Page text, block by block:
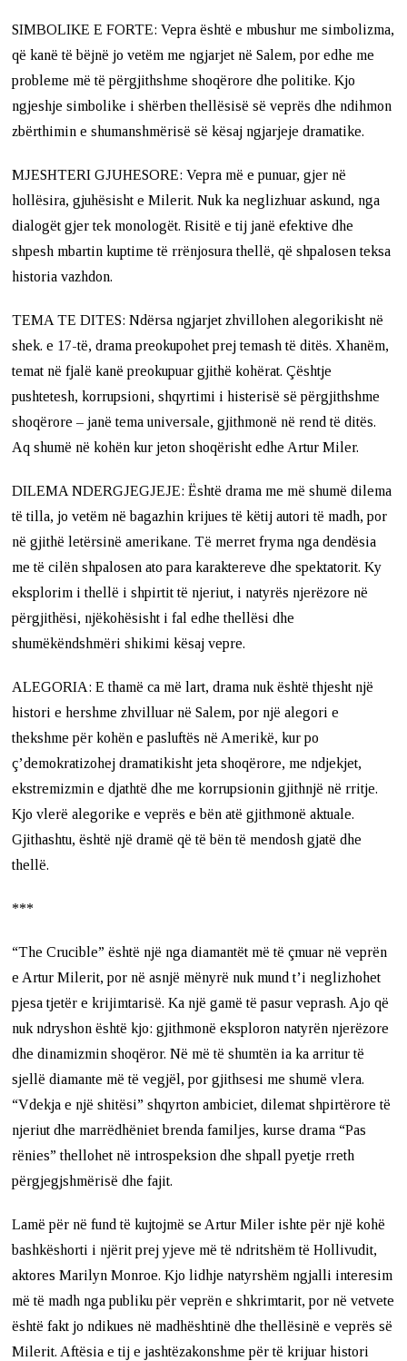
SIMBOLIKE E FORTE: Vepra është e mbushur me simbolizma,
që kanë të bëjnë jo vetëm me ngjarjet në Salem, por edhe me
probleme më të përgjithshme shoqërore dhe politike. Kjo
ngjeshje simbolike i shërben thellësisë së veprës dhe ndihmon
zbërthimin e shumanshmërisë së kësaj ngjarjeje dramatike.
MJESHTERI GJUHESORE: Vepra më e punuar, gjer në
hollësira, gjuhësisht e Milerit. Nuk ka neglizhuar askund, nga
dialogët gjer tek monologët. Risitë e tij janë efektive dhe
shpesh mbartin kuptime të rrënjosura thellë, që shpalosen teksa
historia vazhdon.
TEMA TE DITES: Ndërsa ngjarjet zhvillohen alegorikisht në
shek. e 17-të, drama preokupohet prej temash të ditës. Xhanëm,
temat në fjalë kanë preokupuar gjithë kohërat. Çështje
pushtetesh, korrupsioni, shqyrtimi i histerisë së përgjithshme
shoqërore – janë tema universale, gjithmonë në rend të ditës.
Aq shumë në kohën kur jeton shoqërisht edhe Artur Miler.
DILEMA NDERGJEGJEJE: Është drama me më shumë dilema
të tilla, jo vetëm në bagazhin krijues të këtij autori të madh, por
në gjithë letërsinë amerikane. Të merret fryma nga dendësia
me të cilën shpalosen ato para karaktereve dhe spektatorit. Ky
eksplorim i thellë i shpirtit të njeriut, i natyrës njerëzore në
përgjithësi, njëkohësisht i fal edhe thellësi dhe
shumëkëndshmëri shikimi kësaj vepre.
ALEGORIA: E thamë ca më lart, drama nuk është thjesht një
histori e hershme zhvilluar në Salem, por një alegori e
thekshme për kohën e pasluftës në Amerikë, kur po
ç’demokratizohej dramatikisht jeta shoqërore, me ndjekjet,
ekstremizmin e djathtë dhe me korrupsionin gjithnjë në rritje.
Kjo vlerë alegorike e veprës e bën atë gjithmonë aktuale.
Gjithashtu, është një dramë që të bën të mendosh gjatë dhe
thellë.
***
“The Crucible” është një nga diamantët më të çmuar në veprën
e Artur Milerit, por në asnjë mënyrë nuk mund t’i neglizhohet
pjesa tjetër e krijimtarisë. Ka një gamë të pasur veprash. Ajo që
nuk ndryshon është kjo: gjithmonë eksploron natyrën njerëzore
dhe dinamizmin shoqëror. Në më të shumtën ia ka arritur të
sjellë diamante më të vegjël, por gjithsesi me shumë vlera.
“Vdekja e një shitësi” shqyrton ambiciet, dilemat shpirtërore të
njeriut dhe marrëdhëniet brenda familjes, kurse drama “Pas
rënies” thellohet në introspeksion dhe shpall pyetje rreth
përgjegjshmërisë dhe fajit.
Lamë për në fund të kujtojmë se Artur Miler ishte për një kohë
bashkëshorti i njërit prej yjeve më të ndritshëm të Hollivudit,
aktores Marilyn Monroe. Kjo lidhje natyrshëm ngjalli interesim
më të madh nga publiku për veprën e shkrimtarit, por në vetvete
është fakt jo ndikues në madhështinë dhe thellësinë e veprës së
Milerit. Aftësia e tij e jashtëzakonshme për të krijuar histori